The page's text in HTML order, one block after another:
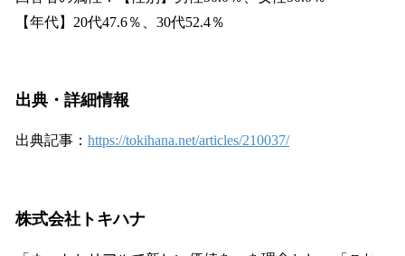
【年代】20代47.6％、30代52.4％
出典・詳細情報
出典記事： https://tokihana.net/articles/210037/
株式会社トキハナ